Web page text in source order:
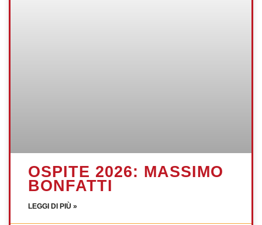
OSPITE 2026: MASSIMO
BONFATTI
LEGGI DI PIÙ »